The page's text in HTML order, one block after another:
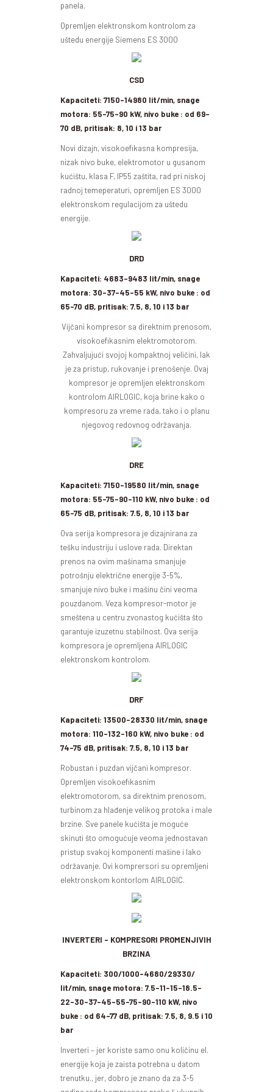
panela.
Opremljen elektronskom kontrolom za
uštedu energije Siemens ES 3000
CSD
Kapaciteti: 7150-14980 lit/min, snage
motora: 55-75-90 kW, nivo buke : od 69-
70 dB, pritisak: 8, 10 i 13 bar
Novi dizajn, visokoefikasna kompresija,
nizak nivo buke, elektromotor u gusanom
kućištu, klasa F, IP55 zaštita, rad pri niskoj
radnoj temeperaturi, opremljen ES 3000
elektronskom regulacijom za uštedu
energije.
DRD
Kapaciteti: 4683-9483 lit/min, snage
motora: 30-37-45-55 kW, nivo buke : od
65-70 dB, pritisak: 7.5, 8, 10 i 13 bar
Vijčani kompresor sa direktnim prenosom,
visokoefikasnim elektromotorom.
Zahvaljujući svojoj kompaktnoj veličini, lak
je za pristup, rukovanje i prenošenje. Ovaj
kompresor je opremljen elektronskom
kontrolom AIRLOGIC, koja brine kako o
kompresoru za vreme rada, tako i o planu
njegovog redovnog održavanja.
DRE
Kapaciteti: 7150-19580 lit/min, snage
motora: 55-75-90-110 kW, nivo buke : od
65-75 dB, pritisak: 7.5, 8, 10 i 13 bar
Ova serija kompresora je dizajnirana za
tešku industriju i uslove rada. Direktan
prenos na ovim mašinama smanjuje
potrošnju električne energije 3-5%,
smanjuje nivo buke i mašinu čini veoma
pouzdanom. Veza kompresor-motor je
smeštena u centru zvonastog kućišta što
garantuje izuzetnu stabilnost. Ova serija
kompresora je opremljena AIRLOGIC
elektronskom kontrolom.
DRF
Kapaciteti: 13500-28330 lit/min, snage
motora: 110-132-160 kW, nivo buke : od
74-75 dB, pritisak: 7.5, 8, 10 i 13 bar
Robustan i puzdan vijčani kompresor.
Opremljen visokoefikasnim
elektromotorom, sa direktnim prenosom,
turbinom za hlađenje velikog protoka i male
brzine. Sve panele kućišta je moguće
skinuti što omogućuje veoma jednostavan
pristup svakoj komponenti mašine i lako
održavanje. Ovi komprersori su opremljeni
elektronskom kontorlom AIRLOGIC.
INVERTERI – KOMPRESORI PROMENJIVIH
BRZINA
Kapaciteti: 300/1000-4680/29330/
lit/min, snage motora: 7.5-11-15-18.5-
22-30-37-45-55-75-90-110 kW, nivo
buke : od 64-77 dB, pritisak: 7.5, 8, 9.5 i 10
bar
Inverteri – jer koriste samo onu količinu el.
energije koja je zaista potrebna u datom
trenutku., jer, dobro je znano da za 3-5